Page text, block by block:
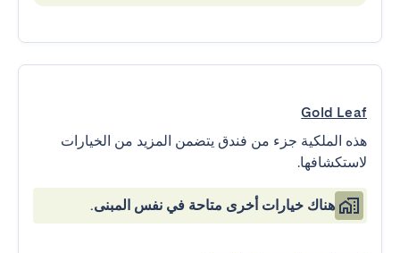
Gold Leaf
هذه الملكية جزء من فندق يتضمن المزيد من الخيارات
لاستكشافها.
هناك خيارات أخرى متاحة في نفس المبنى.